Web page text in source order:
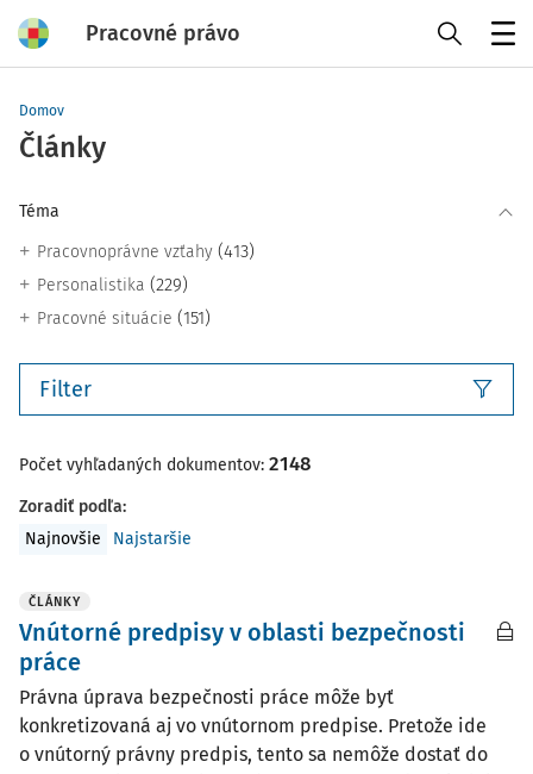
Pracovné právo
Domov
Články
Téma
Pracovnoprávne vzťahy (413)
Personalistika (229)
Pracovné situácie (151)
Filter
Počet vyhľadaných dokumentov: 2148
Zoradiť podľa:
Najnovšie
Najstaršie
ČLÁNKY
Vnútorné predpisy v oblasti bezpečnosti
práce
Právna úprava bezpečnosti práce môže byť
konkretizovaná aj vo vnútornom predpise. Pretože ide
o vnútorný právny predpis, tento sa nemôže dostať do